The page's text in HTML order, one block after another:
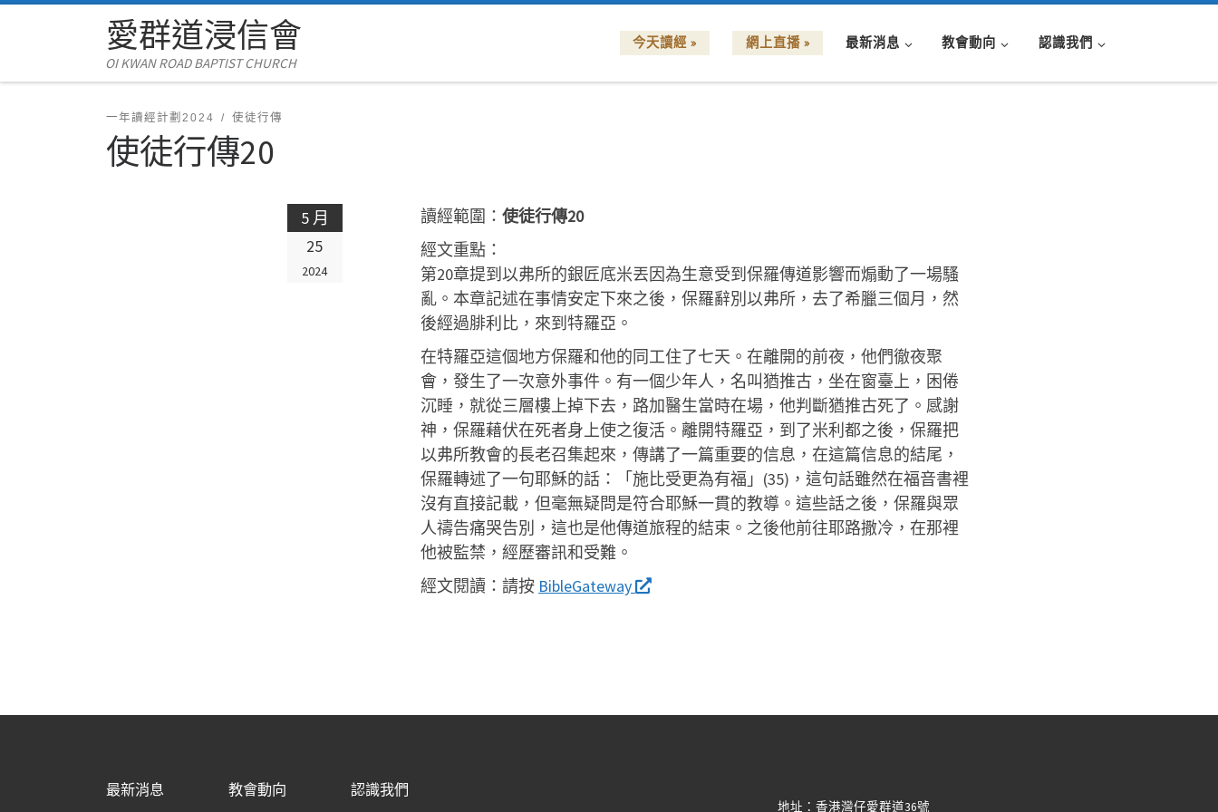
Skip to content愛群道浸信會
OI KWAN ROAD BAPTIST CHURCH
今天讀經 » 網上直播 » 最新消息 教會動向 認識我們
一年讀經計劃2024 使徒行傳
使徒行傳20
5 月
25
2024
讀經範圍： 使徒行傳20
經文重點：
第20章提到以弗所的銀匠底米丟因為生意受到保羅傳道影響而煽動了一場騷
亂。本章記述在事情安定下來之後，保羅辭別以弗所，去了希臘三個月，然
後經過腓利比，來到特羅亞。
在特羅亞這個地方保羅和他的同工住了七天。在離開的前夜，他們徹夜聚
會，發生了一次意外事件。有一個少年人，名叫猶推古，坐在窗臺上，困倦
沉睡，就從三層樓上掉下去，路加醫生當時在場，他判斷猶推古死了。感謝
神，保羅藉伏在死者身上使之復活。離開特羅亞，到了米利都之後，保羅把
以弗所教會的長老召集起來，傳講了一篇重要的信息，在這篇信息的結尾，
保羅轉述了一句耶穌的話：「施比受更為有福」(35)，這句話雖然在福音書裡
沒有直接記載，但毫無疑問是符合耶穌一貫的教導。這些話之後，保羅與眾
人禱告痛哭告別，這也是他傳道旅程的結束。之後他前往耶路撒冷，在那裡
他被監禁，經歷審訊和受難。
經文閱讀： 請按 BibleGateway
最新消息 教會動向 認識我們
地址：香港灣仔愛群道36號